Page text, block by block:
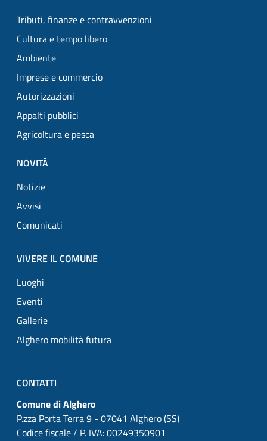
Tributi, finanze e contravvenzioni
Cultura e tempo libero
Ambiente
Imprese e commercio
Autorizzazioni
Appalti pubblici
Agricoltura e pesca
NOVITÀ
Notizie
Avvisi
Comunicati
VIVERE IL COMUNE
Luoghi
Eventi
Gallerie
Alghero mobilità futura
CONTATTI
Comune di Alghero
P.zza Porta Terra 9 - 07041 Alghero (SS)
Codice fiscale / P. IVA: 00249350901